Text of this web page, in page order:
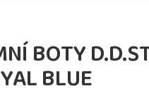
BOTY
BLUE